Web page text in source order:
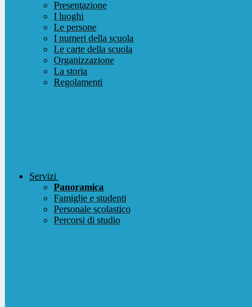
Presentazione
I luoghi
Le persone
I numeri della scuola
Le carte della scuola
Organizzazione
La storia
Regolamenti
Servizi
Panoramica
Famiglie e studenti
Personale scolastico
Percorsi di studio